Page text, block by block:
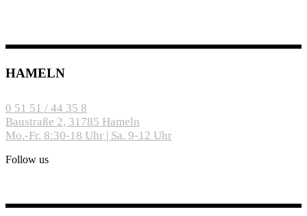
HAMELN
0 51 51 / 44 35 8
Baustraße 2, 31785 Hameln
Mo.-Fr. 8:30-18 Uhr | Sa. 9-12 Uhr
Follow us